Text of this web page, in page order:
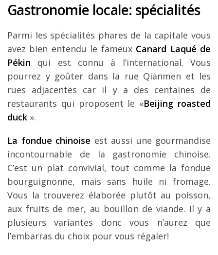
Gastronomie locale: spécialités
Parmi les spécialités phares de la capitale vous
avez bien entendu le fameux Canard Laqué de
Pékin qui est connu à l’international. Vous
pourrez y goûter dans la rue Qianmen et les
rues adjacentes car il y a des centaines de
restaurants qui proposent le «Beijing roasted
duck ».
La fondue chinoise est aussi une gourmandise
incontournable de la gastronomie chinoise.
C’est un plat convivial, tout comme la fondue
bourguignonne, mais sans huile ni fromage.
Vous la trouverez élaborée plutôt au poisson,
aux fruits de mer, au bouillon de viande. Il y a
plusieurs variantes donc vous n’aurez que
l’embarras du choix pour vous régaler!